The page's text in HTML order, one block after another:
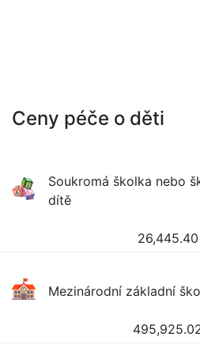
Ceny péče o děti
Soukromá školka nebo
dítě
26,445.40
Mezinárodní základní